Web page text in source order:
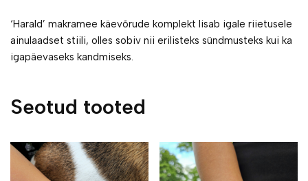
‘Harald’ makramee käevõrude komplekt lisab igale riietusele
ainulaadset stiili, olles sobiv nii erilisteks sündmusteks kui ka
igapäevaseks kandmiseks.
Seotud tooted